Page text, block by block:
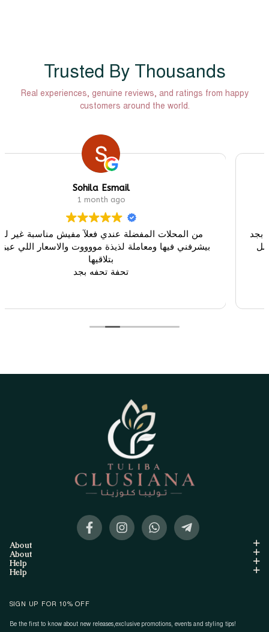
Trusted By Thousands
Real experiences, genuine reviews, and ratings from happy
customers around the world.
من المحلات المفضلة عندي فعلآ
بيشرفني فيها ومعاملة لذيذة مووووت
بجد وهو توليبا بجد
بيها بسبب التعامل
About
About
Help
Help
SIGN UP FOR 10% OFF
Be the first to know about new releases,exclusive promotions, events and styling tips!